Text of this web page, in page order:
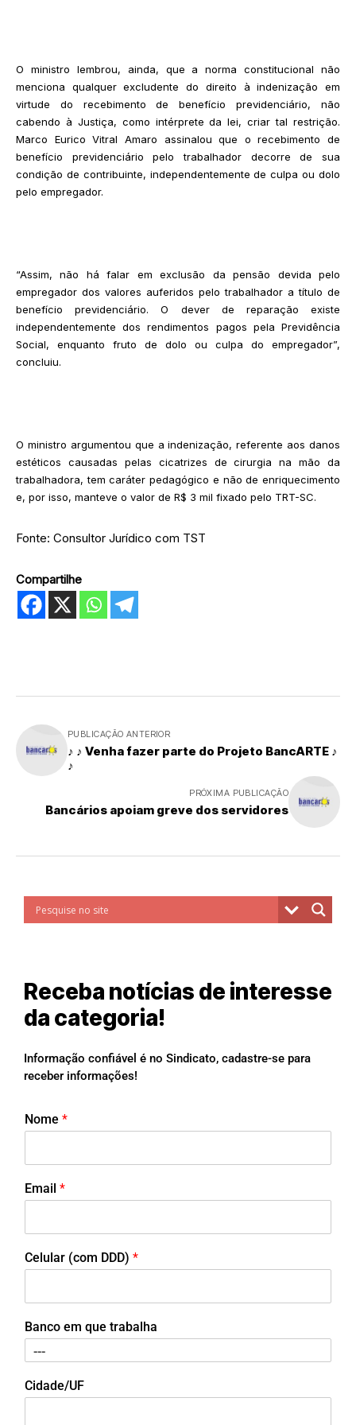
O ministro lembrou, ainda, que a norma constitucional não
menciona qualquer excludente do direito à indenização em
virtude do recebimento de benefício previdenciário, não
cabendo à Justiça, como intérprete da lei, criar tal restrição.
Marco Eurico Vitral Amaro assinalou que o recebimento de
benefício previdenciário pelo trabalhador decorre de sua
condição de contribuinte, independentemente de culpa ou dolo
pelo empregador.
“Assim, não há falar em exclusão da pensão devida pelo
empregador dos valores auferidos pelo trabalhador a título de
benefício previdenciário. O dever de reparação existe
independentemente dos rendimentos pagos pela Previdência
Social, enquanto fruto de dolo ou culpa do empregador”,
concluiu.
O ministro argumentou que a indenização, referente aos danos
estéticos causadas pelas cicatrizes de cirurgia na mão da
trabalhadora, tem caráter pedagógico e não de enriquecimento
e, por isso, manteve o valor de R$ 3 mil fixado pelo TRT-SC.
Fonte: Consultor Jurídico com TST
Compartilhe
PUBLICAÇÃO ANTERIOR
♪ ♪ Venha fazer parte do Projeto BancARTE ♪
♪
PRÓXIMA PUBLICAÇÃO
Bancários apoiam greve dos servidores
Receba notícias de interesse
da categoria!
Informação confiável é no Sindicato, cadastre-se para
receber informações!
Nome *
Email *
Celular (com DDD) *
Banco em que trabalha
Cidade/UF